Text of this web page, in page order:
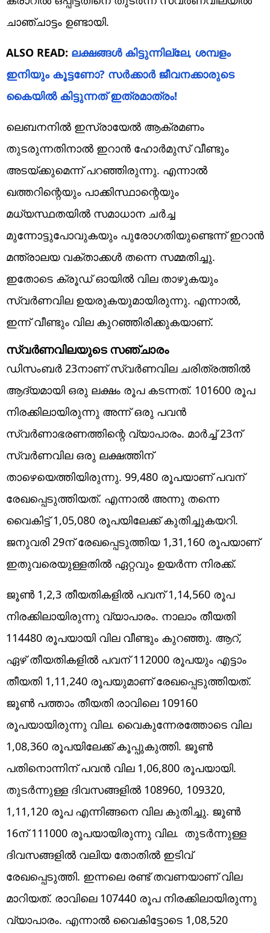
ചാഞ്ചാട്ടം ഉണ്ടായി.
ALSO READ: ലക്ഷങ്ങൾ കിട്ടുന്നില്ലേ, ശമ്പളം
ഇനിയും കൂട്ടണോ? സർക്കാർ ജീവനക്കാരുടെ
കൈയിൽ കിട്ടുന്നത് ഇത്രമാത്രം!
ലെബനനിൽ ഇസ്രായേൽ ആക്രമണം
തുടരുന്നതിനാൽ ഇറാൻ ഹോർമുസ് വീണ്ടും
അടയ്ക്കുമെന്ന് പറഞ്ഞിരുന്നു. എന്നാൽ
ഖത്തറിന്റെയും പാക്കിസ്ഥാന്റെയും
മധ്യസ്ഥതയിൽ സമാധാന ചർച്ച
മുന്നോട്ടുപോവുകയും പുരോഗതിയുണ്ടെന്ന് ഇറാൻ
മന്ത്രാലയ വക്താക്കൾ തന്നെ സമ്മതിച്ചു.
ഇതോടെ ക്രൂഡ് ഓയിൽ വില താഴുകയും
സ്വർണവില ഉയരുകയുമായിരുന്നു. എന്നാൽ,
ഇന്ന് വീണ്ടും വില കുറഞ്ഞിരിക്കുകയാണ്.
സ്വർണവിലയുടെ സഞ്ചാരം
ഡിസംബർ 23നാണ് സ്വർണവില ചരിത്രത്തിൽ
ആദ്യമായി ഒരു ലക്ഷം രൂപ കടന്നത്. 101600 രൂപ
നിരക്കിലായിരുന്നു അന്ന് ഒരു പവൻ
സ്വർണാഭരണത്തിന്റെ വ്യാപാരം. മാർച്ച് 23ന്
സ്വർണവില ഒരു ലക്ഷത്തിന്
താഴെയെത്തിയിരുന്നു. 99,480 രൂപയാണ് പവന്
രേഖപ്പെടുത്തിയത്. എന്നാൽ അന്നു തന്നെ
വൈകിട്ട് 1,05,080 രൂപയിലേക്ക് കുതിച്ചുകയറി.
ജനുവരി 29ന് രേഖപ്പെടുത്തിയ 1,31,160 രൂപയാണ്
ഇതുവരെയുള്ളതിൽ ഏറ്റവും ഉയർന്ന നിരക്ക്.
ജൂൺ 1,2,3 തീയതികളിൽ പവന് 1,14,560 രൂപ
നിരക്കിലായിരുന്നു വ്യാപാരം. നാലാം തീയതി
114480 രൂപയായി വില വീണ്ടും കുറഞ്ഞു. ആറ്,
ഏഴ് തീയതികളിൽ പവന് 112000 രൂപയും എട്ടാം
തീയതി 1,11,240 രൂപയുമാണ് രേഖപ്പെടുത്തിയത്.
ജൂൺ പത്താം തീയതി രാവിലെ 109160
രൂപയായിരുന്നു വില. വൈകുന്നേരത്തോടെ വില
1,08,360 രൂപയിലേക്ക് കൂപ്പുകുത്തി. ജൂൺ
പതിനൊന്നിന് പവൻ വില 1,06,800 രൂപയായി.
തുടർന്നുള്ള ദിവസങ്ങളിൽ 108960, 109320,
1,11,120 രൂപ എന്നിങ്ങനെ വില കുതിച്ചു. ജൂൺ
16ന് 111000 രൂപയായിരുന്നു വില. തുടർന്നുള്ള
ദിവസങ്ങളിൽ വലിയ തോതിൽ ഇടിവ്
രേഖപ്പെടുത്തി. ഇന്നലെ രണ്ട് തവണയാണ് വില
മാറിയത്. രാവിലെ 107440 രൂപ നിരക്കിലായിരുന്നു
വ്യാപാരം. എന്നാൽ വൈകിട്ടോടെ 1,08,520